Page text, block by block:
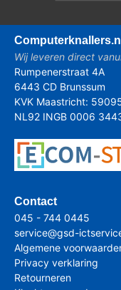
Computerknallers.nl
Wij leveren direct
Rumpenerstraat 4A
6443 CD Brunssum
KVK Maastricht:
NL92 INGB 0006
Contact
045 - 744 0445
service@gsd-
Algemene
Privacy verklaring
Retourneren